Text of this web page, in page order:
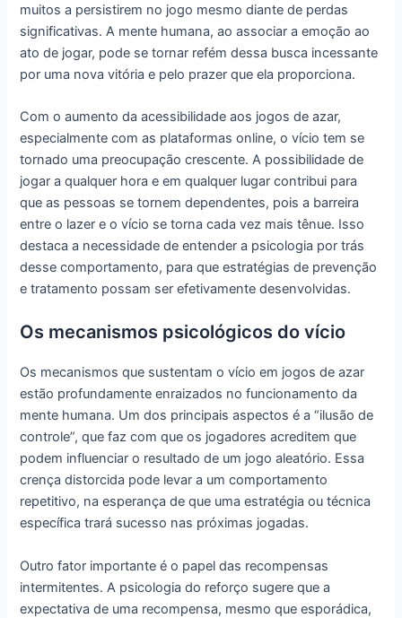
muitos a persistirem no jogo mesmo diante de perdas
significativas. A mente humana, ao associar a emoção ao
ato de jogar, pode se tornar refém dessa busca incessante
por uma nova vitória e pelo prazer que ela proporciona.
Com o aumento da acessibilidade aos jogos de azar,
especialmente com as plataformas online, o vício tem se
tornado uma preocupação crescente. A possibilidade de
jogar a qualquer hora e em qualquer lugar contribui para
que as pessoas se tornem dependentes, pois a barreira
entre o lazer e o vício se torna cada vez mais tênue. Isso
destaca a necessidade de entender a psicologia por trás
desse comportamento, para que estratégias de prevenção
e tratamento possam ser efetivamente desenvolvidas.
Os mecanismos psicológicos do vício
Os mecanismos que sustentam o vício em jogos de azar
estão profundamente enraizados no funcionamento da
mente humana. Um dos principais aspectos é a “ilusão de
controle”, que faz com que os jogadores acreditem que
podem influenciar o resultado de um jogo aleatório. Essa
crença distorcida pode levar a um comportamento
repetitivo, na esperança de que uma estratégia ou técnica
específica trará sucesso nas próximas jogadas.
Outro fator importante é o papel das recompensas
intermitentes. A psicologia do reforço sugere que a
expectativa de uma recompensa, mesmo que esporádica,